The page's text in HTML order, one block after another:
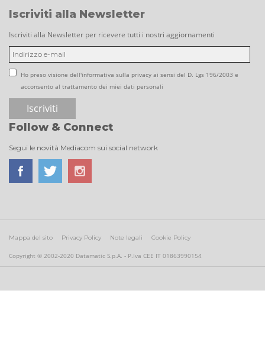
Iscriviti alla Newsletter
Iscriviti alla Newsletter per ricevere tutti i nostri aggiornamenti
Ho preso visione dell'informativa sulla privacy ai sensi del D. Lgs 196/2003 e
acconsento al trattamento dei miei dati personali
Follow & Connect
Segui le novità Mediacom sui social network
Mappa del sito Privacy Policy Note legali Cookie Policy
Copyright © 2002-2020 Datamatic S.p.A. - P.Iva CEE IT 01863990154